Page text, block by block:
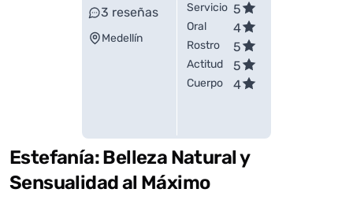
3 reseñas
Medellín
Servicio 5
Oral 4
Rostro 5
Actitud 5
Cuerpo 4
Estefanía: Belleza Natural y
Sensualidad al Máximo